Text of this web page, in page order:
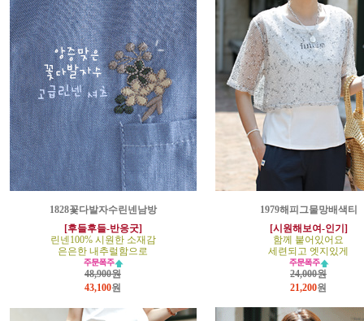
1828꽃다발자수린넨남방
[후들후들-반응굿]
린넨100% 시원한 소재감
은은한 내추럴함으로
48,900원
43,100원
1979해피그물망배색티
[시원해보여-인기]
함께 붙어있어요
세련되고 엣지있게
24,000원
21,200원